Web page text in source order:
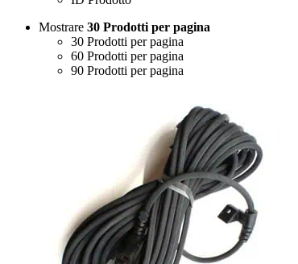
Mostrare 30 Prodotti per pagina
30 Prodotti per pagina
60 Prodotti per pagina
90 Prodotti per pagina